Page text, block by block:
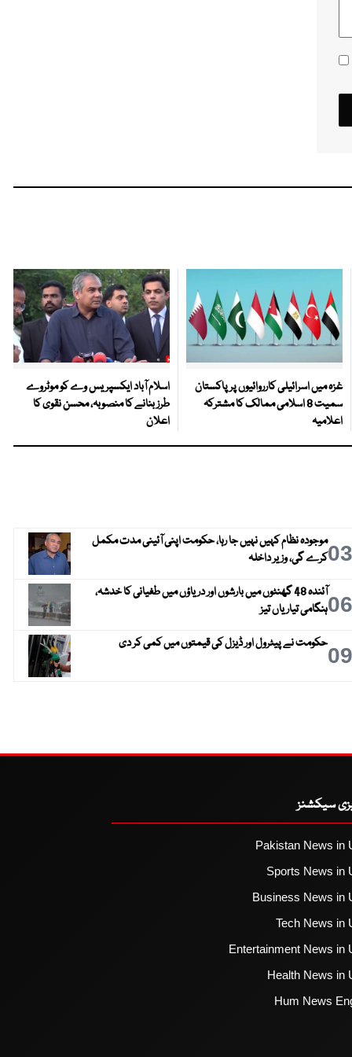
غزہ میں اسرائیلی کارروائیوں پر پاکستان
سمیت 8 اسلامی ممالک کا مشترکہ
اعلامیہ
اسلام آباد ایکسپریس وے کو موٹروے
طرز بنانے کا منصوبہ، محسن نقوی کا
اعلان
03موجودہ نظام کہیں نہیں جا رہا، حکومت اپنی آئینی مدت مکمل
کرے گی، وزیر داخلہ
06
آئندہ 48 گھنٹوں میں بارشوں اور دریاؤں میں طغیانی کا خدشہ،
ہنگامی تیاریاں تیز
09حکومت نے پیٹرول اور ڈیزل کی قیمتوں میں کمی کر دی
سیکشنز
Pakistan News in
Sports News in
Business News in
Tech News in
Entertainment News in
Health News in
Hum News